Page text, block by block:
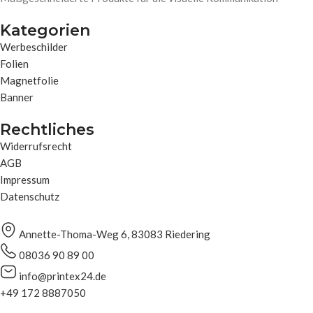
Kategorien
Werbeschilder
Folien
Magnetfolie
Banner
Rechtliches
Widerrufsrecht
AGB
Impressum
Datenschutz
Annette-Thoma-Weg 6, 83083 Riedering
08036 90 89 00
info@printex24.de
+49 172 8887050